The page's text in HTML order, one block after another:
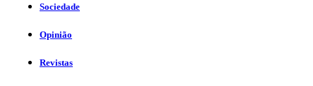
Sociedade
Opinião
Revistas